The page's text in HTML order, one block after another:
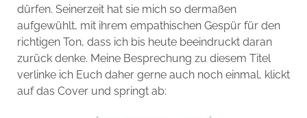
dürfen. Seinerzeit hat sie mich so dermaßen
aufgewühlt, mit ihrem empathischen Gespür für den
richtigen Ton, dass ich bis heute beeindruckt daran
zurück denke. Meine Besprechung zu diesem Titel
verlinke ich Euch daher gerne auch noch einmal, klickt
auf das Cover und springt ab: